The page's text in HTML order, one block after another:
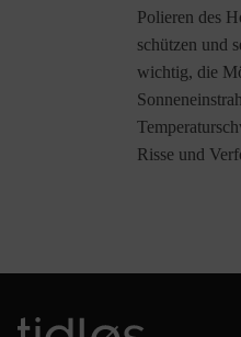
Polieren des
schützen und
wichtig, die
Risse und